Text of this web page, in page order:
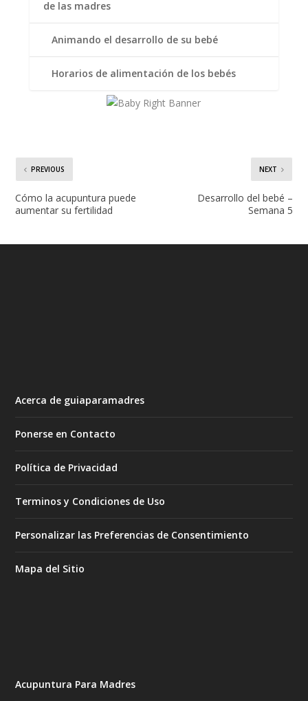
de las madres
Animando el desarrollo de su bebé
Horarios de alimentación de los bebés
PREVIOUS
Cómo la acupuntura puede
aumentar su fertilidad
NEXT
Desarrollo del bebé –
Semana 5
Acerca de guiaparamadres
Ponerse en Contacto
Política de Privacidad
Terminos y Condiciones de Uso
Personalizar las Preferencias de Consentimiento
Mapa del Sitio
Acupuntura Para Madres